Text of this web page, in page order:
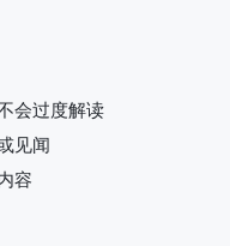
会过度解读
见闻
容